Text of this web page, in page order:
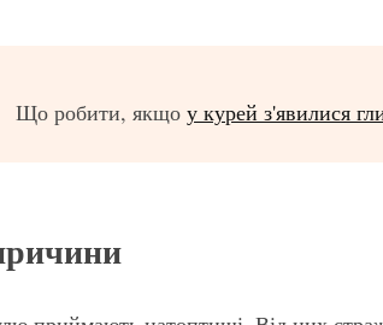
Що робити, якщо у курей з'явилися